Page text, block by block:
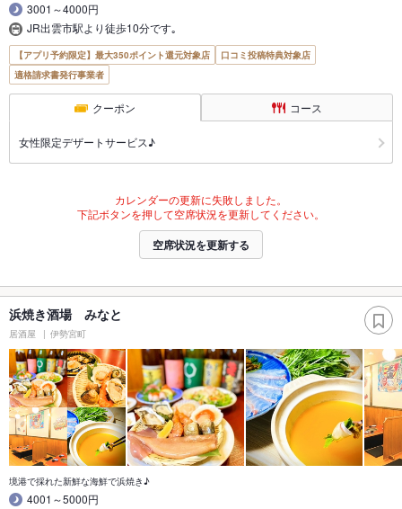
3001～4000円
JR出雲市駅より徒歩10分です｡
【アプリ予約限定】最大350ポイント還元対象店
口コミ投稿特典対象店
適格請求書発行事業者
クーポン コース
女性限定デザートサービス♪
カレンダーの更新に失敗しました。
下記ボタンを押して空席状況を更新してください。
空席状況を更新する
浜焼き酒場 みなと
居酒屋 伊勢宮町
境港で採れた新鮮な海鮮で浜焼き♪
4001～5000円